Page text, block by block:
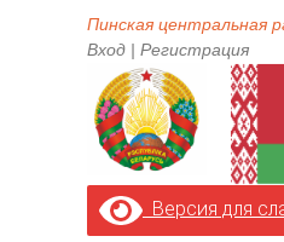
Пинская центральная
Вход | Регистрация
Версия для